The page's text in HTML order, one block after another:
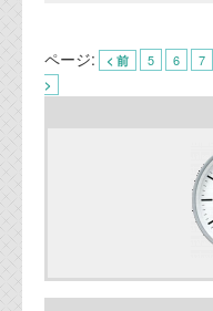
ページ: < 前 5 6 7
>